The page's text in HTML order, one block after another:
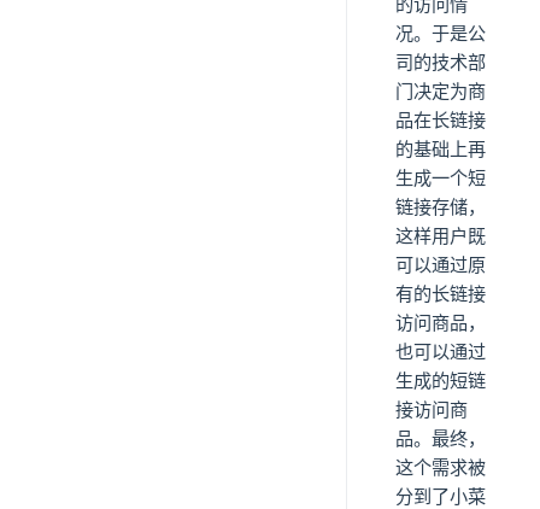
况。于是公
司的技术部
门决定为商
品在长链接
的基础上再
生成一个短
链接存储，
这样用户既
可以通过原
有的长链接
访问商品，
也可以通过
生成的短链
接访问商
品。最终，
这个需求被
分到了小菜